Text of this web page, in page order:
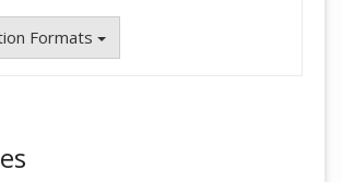
Formats